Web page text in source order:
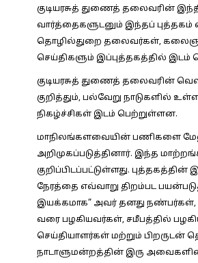
குடியரசுத் துணைத் தலைவரின்
வார்த்தைகளுடனும் இந்தப் புத்தகம்
தொழில்துறை தலைவர்கள்,
செய்திகளும் இப்புத்தகத்தில் இடம்
குடியரசுத் துணைத் தலைவரின்
குறித்தும், பல்வேறு நாடுகளில்
நிகழ்ச்சிகள் இடம் பெற்றுள்ளன.
மாநிலங்களவையின் பணிகளை
அறிமுகப்படுத்தினார். இந்த
குறிப்பிடப்பட்டுள்ளது.
நேரத்தை எவ்வாறு திறம்பட
இயக்கமாக” அவர் தனது நண்பர்கள்,
வரை பழகியவர்கள், சமீபத்தில்
செய்தியாளர்கள் மற்றும் பிறருடன்
நாடாளுமன்றத்தின் இரு